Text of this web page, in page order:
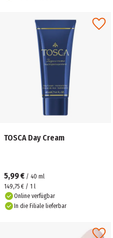
TOSCA Day Cream
5,99 € / 40 ml
149,75 € / 1 l
Online verfügbar
In die Filiale lieferbar